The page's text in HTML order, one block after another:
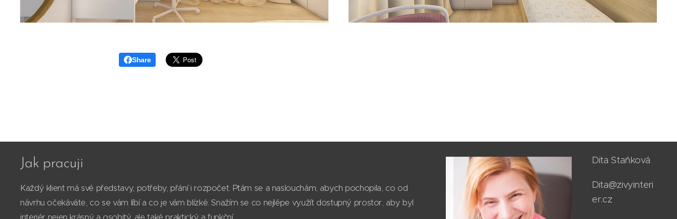
Share
Jak pracuji
Každý klient má své představy, potřeby, přání i rozpočet. Ptám se a naslouchám, abych pochopila, co od
návrhu očekáváte, co se vám líbí a co je vám blízké. Snažím se co nejlépe využít dostupný prostor, aby byl
Dita Staňková
Dita@zivyinteri
er.cz